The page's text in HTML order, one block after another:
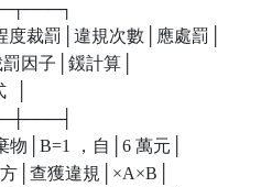
度裁罰│違規次數│應處罰│
罰因子│鍰計算│
│
物│B=1 ，自│6 萬元│
方│查獲違規│×A×B│